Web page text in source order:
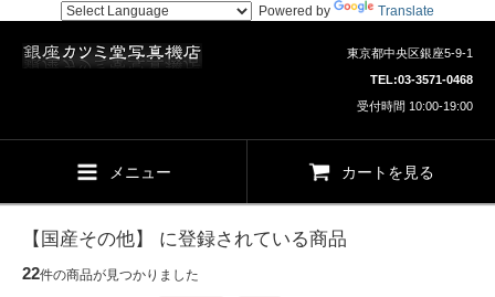
Powered by Translate
東京都中央区銀座5-9-1
TEL:03-3571-0468
受付時間 10:00-19:00
メニュー カートを見る
【国産その他】 に登録されている商品
22件の商品が見つかりました